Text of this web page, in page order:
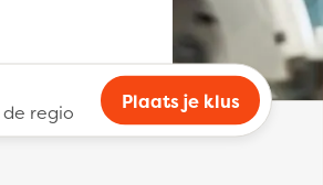
regio
Plaats je klus